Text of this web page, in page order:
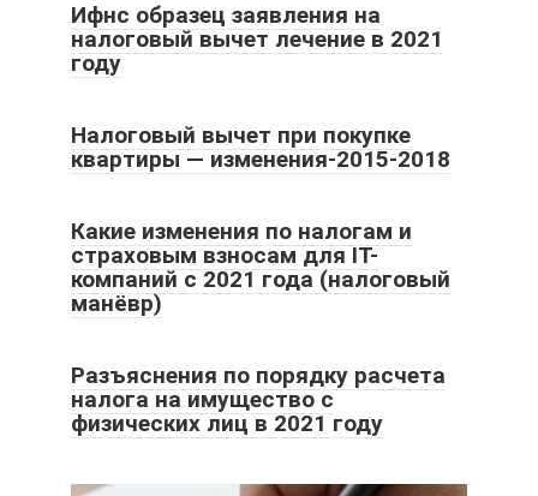
Ифнс образец заявления на
налоговый вычет лечение в 2021
году
Налоговый вычет при покупке
квартиры — изменения-2015-2018
Какие изменения по налогам и
страховым взносам для IT-
компаний с 2021 года (налоговый
манёвр)
Разъяснения по порядку расчета
налога на имущество с
физических лиц в 2021 году